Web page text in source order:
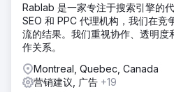
Rablab 是一家专注于搜索引擎的
SEO 和 PPC 代理机构，我们在竞
流的结果。我们重视协作、透明度
作关系。
Montreal, Quebec, Canada
营销建议, 广告 +19